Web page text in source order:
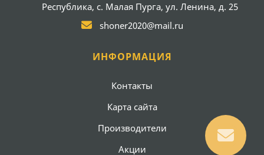
Республика, с. Малая Пурга, ул. Ленина, д. 25
shoner2020@mail.ru
ИНФОРМАЦИЯ
Контакты
Карта сайта
Производители
Акции